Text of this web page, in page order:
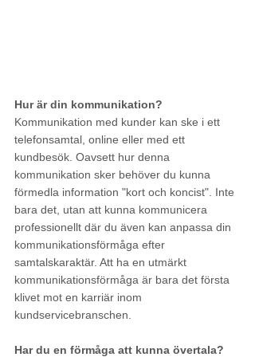
Hur är din kommunikation?
Kommunikation med kunder kan ske i ett
telefonsamtal, online eller med ett
kundbesök. Oavsett hur denna
kommunikation sker behöver du kunna
förmedla information "kort och koncist". Inte
bara det, utan att kunna kommunicera
professionellt där du även kan anpassa din
kommunikationsförmåga efter
samtalskaraktär. Att ha en utmärkt
kommunikationsförmåga är bara det första
klivet mot en karriär inom
kundservicebranschen.
Har du en förmåga att kunna övertala?